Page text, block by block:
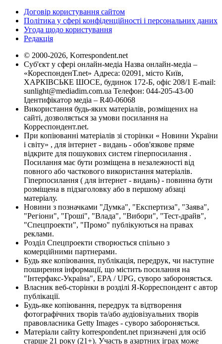
Договір користування сайтом
Політика у сфері конфіденційності і персональних даних
Угода щодо користування
Редакція
© 2000-2026, Korrespondent.net
Суб'єкт у сфері онлайн-медіа Назва онлайн-медіа –
«КореспонденТ.net» Адреса: 02091, місто Київ,
ХАРКІВСЬКЕ ШОСЕ, будинок 172-Б, офіс 208/1 E-mail:
sunlight@mediadim.com.ua Телефон: 044-205-43-00
Ідентифікатор медіа – R40-06068
Використання будь-яких матеріалів, розміщених на
сайті, дозволяється за умови посилання на
Корреспондент.net.
При копіюванні матеріалів зі сторінки « Новини України
і світу» , для інтернет - видань - обов'язкове пряме
відкрите для пошукових систем гіперпосилання .
Посилання має бути розміщена в незалежності від
повного або часткового використання матеріалів.
Гіперпосилання ( для інтернет - видань) - повинна бути
розміщена в підзаголовку або в першому абзаці
матеріалу.
Новини з позначками "Думка", "Експертиза", "Заява",
"Регіони", "Гроші", "Влада", "Вибори", "Тест-драйв",
"Спецпроекти", "Промо" публікуються на правах
реклами.
Розділ Спецпроекти створюється спільно з
комерційними партнерами.
Будь яке копіювання, публікація, передрук, чи наступне
поширення інформації, що містить посилання на
"Інтерфакс-Україна", EPA / UPG, суворо забороняється.
Власник веб-сторінки в розділі Я-Корреспондент є автор
публікації.
Будь-яке копіювання, передрук та відтворення
фотографічних творів та/або аудіовізуальних творів
правовласника Getty Images - суворо забороняється.
Матеріали сайту korrespondent.net призначені для осіб
старше 21 року (21+). Участь в азартних іграх може